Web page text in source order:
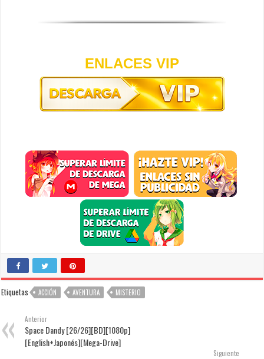
ENLACES VIP
Etiquetas ACCIÓN AVENTURA MISTERIO
Anterior
Space Dandy [26/26][BD][1080p]
[English+Japonés][Mega-Drive]
Siguiente